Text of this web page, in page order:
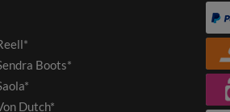
Boots*
Dutch*